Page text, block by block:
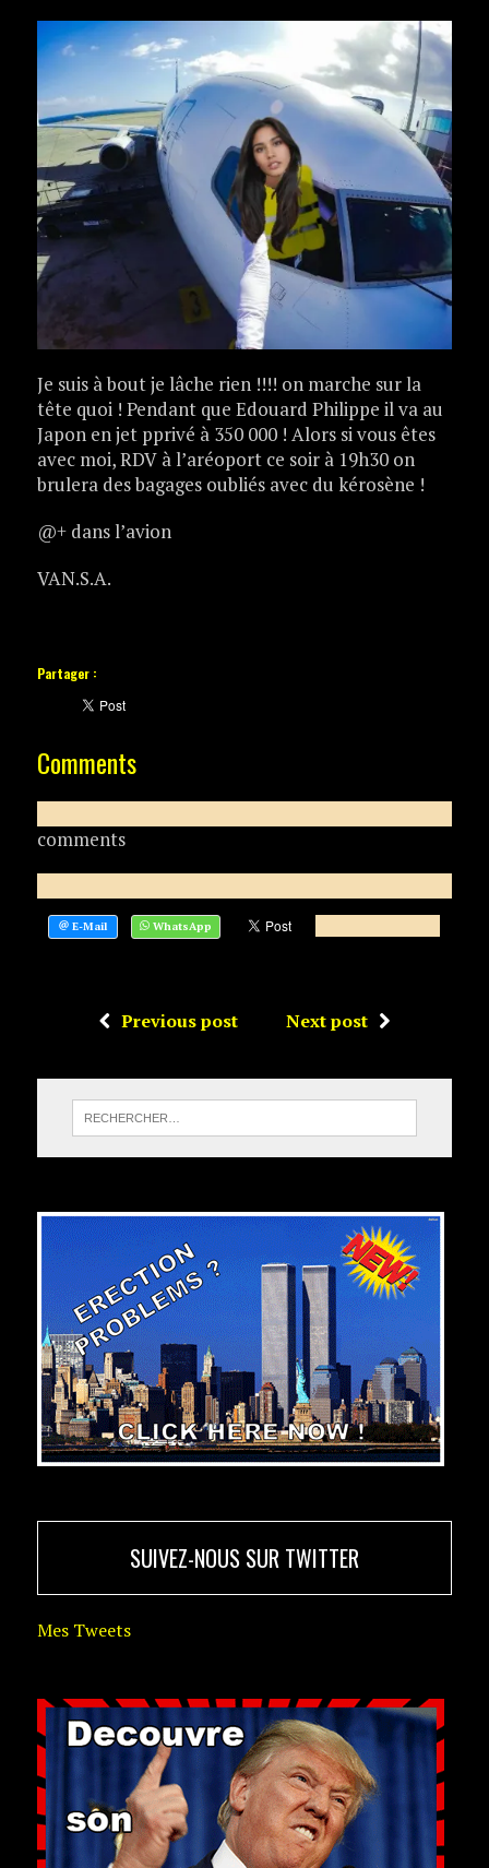
Je suis à bout je lâche rien !!!! on marche sur la
tête quoi ! Pendant que Edouard Philippe il va au
Japon en jet pprivé à 350 000 ! Alors si vous êtes
avec moi, RDV à l’aréoport ce soir à 19h30 on
brulera des bagages oubliés avec du kérosène !
@+ dans l’avion
VAN.S.A.
Partager :
Comments
comments
Previous post Next post
SUIVEZ-NOUS SUR TWITTER
Mes Tweets